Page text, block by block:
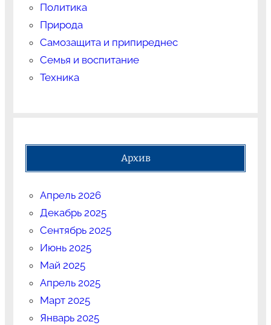
Политика
Природа
Самозащита и припиреднес
Семья и воспитание
Техника
Архив
Апрель 2026
Декабрь 2025
Сентябрь 2025
Июнь 2025
Май 2025
Апрель 2025
Март 2025
Январь 2025